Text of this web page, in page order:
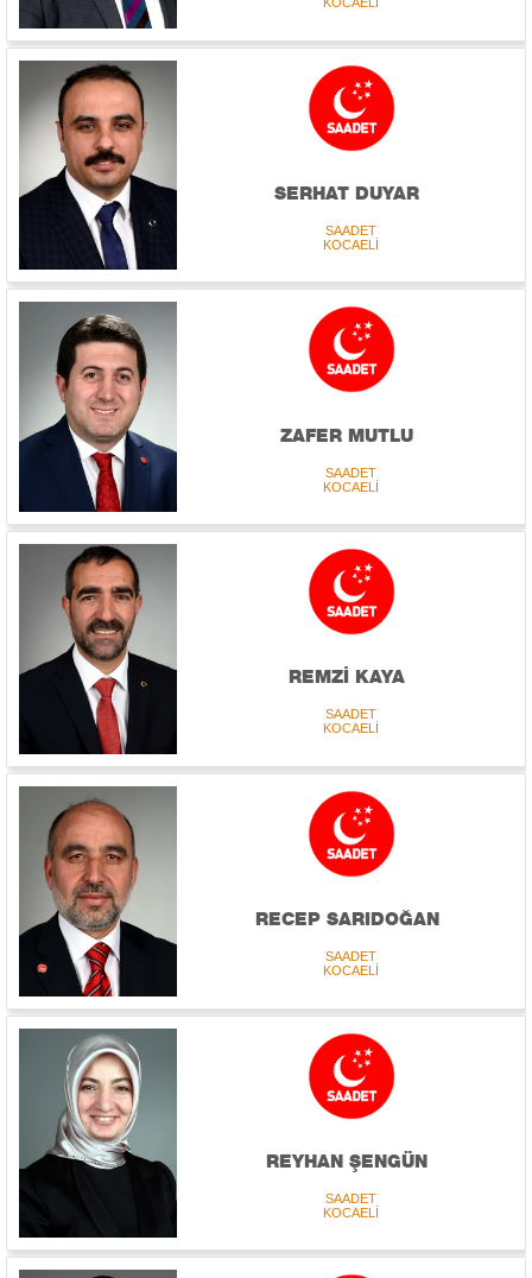
SERHAT DUYAR
SAADET
KOCAELİ
ZAFER MUTLU
SAADET
KOCAELİ
REMZİ KAYA
SAADET
KOCAELİ
RECEP SARIDOĞAN
SAADET
KOCAELİ
REYHAN ŞENGÜN
SAADET
KOCAELİ